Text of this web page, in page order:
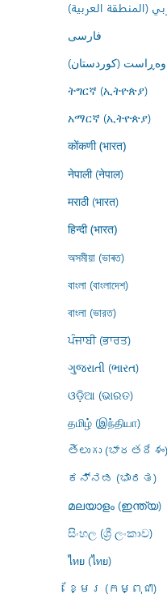
(المنطقة العربية)
فارسى
(کوردستان)
ትግርኛ (ኢትዮጵያ)
አማርኛ (ኢትዮጵያ)
कोंकणी (भारत)
नेपाली (नेपाल)
मराठी (भारत)
हिन्दी (भारत)
অসমীয়া (ভাৰত)
বাংলা (বাংলাদেশ)
বাংলা (ভারত)
ਪੰਜਾਬੀ (ਭਾਰਤ)
ગુજરાતી (ભારત)
ଓଡ଼ିଆ (ଭାରତ)
தமிழ் (இந்தியா)
తెలుగు (భారతదేశం)
ಕನ್ನಡ (ಭಾರತ)
മലയാളം (ഇന്ത്യ)
සිංහල (ශ්‍රී ලංකාව)
ไทย (ไทย)
ខ្មែរ (កម្ពុជា)